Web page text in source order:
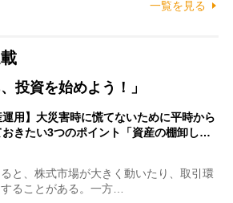
一覧を見る
投資を始めよう！」
運用】大災害時に慌てないために平時から
おきたい3つのポイント「資産の棚卸し…
と、株式市場が大きく動いたり、取引環
ることがある。一方…